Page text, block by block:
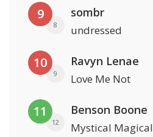
9
8
sombr
undressed
10
9
Ravyn Lenae
Love Me Not
11
12
Benson Boone
Mystical Magical